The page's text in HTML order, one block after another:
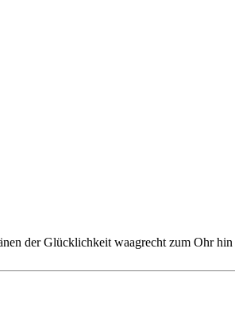
der Glücklichkeit waagrecht zum Ohr hin